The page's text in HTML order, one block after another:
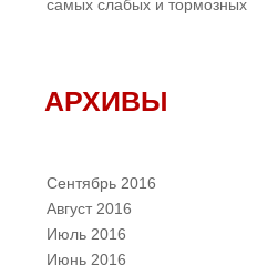
самых слабых и тормозных
АРХИВЫ
Сентябрь 2016
Август 2016
Июль 2016
Июнь 2016